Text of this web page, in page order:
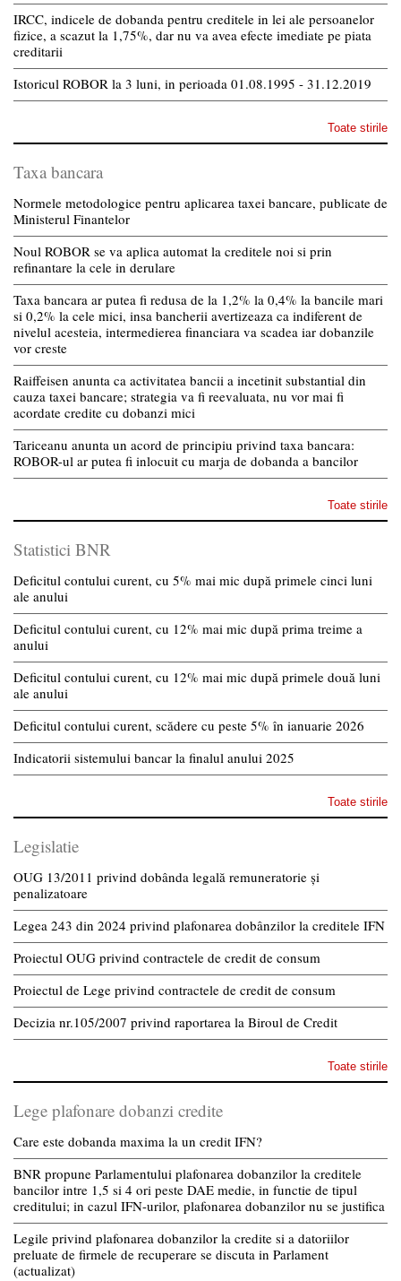
IRCC, indicele de dobanda pentru creditele in lei ale persoanelor
fizice, a scazut la 1,75%, dar nu va avea efecte imediate pe piata
creditarii
Istoricul ROBOR la 3 luni, in perioada 01.08.1995 - 31.12.2019
Toate stirile
Taxa bancara
Normele metodologice pentru aplicarea taxei bancare, publicate de
Ministerul Finantelor
Noul ROBOR se va aplica automat la creditele noi si prin
refinantare la cele in derulare
Taxa bancara ar putea fi redusa de la 1,2% la 0,4% la bancile mari
si 0,2% la cele mici, insa bancherii avertizeaza ca indiferent de
nivelul acesteia, intermedierea financiara va scadea iar dobanzile
vor creste
Raiffeisen anunta ca activitatea bancii a incetinit substantial din
cauza taxei bancare; strategia va fi reevaluata, nu vor mai fi
acordate credite cu dobanzi mici
Tariceanu anunta un acord de principiu privind taxa bancara:
ROBOR-ul ar putea fi inlocuit cu marja de dobanda a bancilor
Toate stirile
Statistici BNR
Deficitul contului curent, cu 5% mai mic după primele cinci luni
ale anului
Deficitul contului curent, cu 12% mai mic după prima treime a
anului
Deficitul contului curent, cu 12% mai mic după primele două luni
ale anului
Deficitul contului curent, scădere cu peste 5% în ianuarie 2026
Indicatorii sistemului bancar la finalul anului 2025
Toate stirile
Legislatie
OUG 13/2011 privind dobânda legală remuneratorie și
penalizatoare
Legea 243 din 2024 privind plafonarea dobânzilor la creditele IFN
Proiectul OUG privind contractele de credit de consum
Proiectul de Lege privind contractele de credit de consum
Decizia nr.105/2007 privind raportarea la Biroul de Credit
Toate stirile
Lege plafonare dobanzi credite
Care este dobanda maxima la un credit IFN?
BNR propune Parlamentului plafonarea dobanzilor la creditele
bancilor intre 1,5 si 4 ori peste DAE medie, in functie de tipul
creditului; in cazul IFN-urilor, plafonarea dobanzilor nu se justifica
Legile privind plafonarea dobanzilor la credite si a datoriilor
preluate de firmele de recuperare se discuta in Parlament
(actualizat)